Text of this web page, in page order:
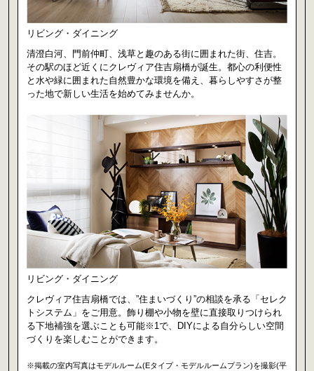
リビング・ダイニング
清澄白河、門前仲町、浅草と趣のある街に囲まれた街、住吉。
その駅のほど近くにクレヴィア住吉扇橋が誕生。都心の利便性
と水や緑に囲まれた自然豊かな環境を備え、暮らしやすさが整
った地で新しい生活を始めてみませんか。
リビング・ダイニング
クレヴィア住吉扇橋では、”住まいづくり”の相談を承る「セレク
トシステム」をご用意。飾り棚や小物を壁に直接取りつけられ
る下地補強を選ぶことも可能※1で、DIYによる自分らしい空間
づくりを楽しむことができます。
※掲載の室内写真はモデルルーム(Eタイプ・モデルルームプラン)を撮影(平